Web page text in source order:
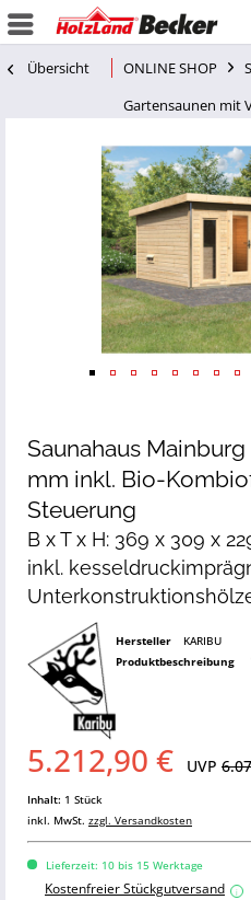
Übersicht ONLINE SHOP
Gartensaunen mit
Saunahaus
mm inkl. Bio-
Steuerung
B x T x H: 369 x 309 x
inkl.
Hersteller
KARIBU
Produktbeschreibung
5.212,90 € UVP
Inhalt: 1 Stück
inkl. MwSt. zzgl. Versandkosten
Lieferzeit: 10 bis 15 Werktage
Kostenfreier Stückgutversand i